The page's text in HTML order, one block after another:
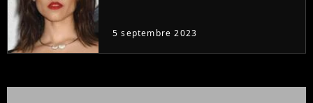
5 septembre 2023